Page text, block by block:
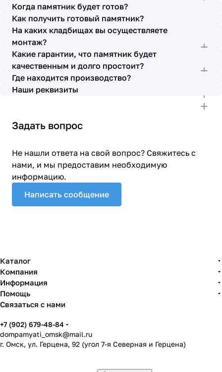
качественно. Я присутствовала при монтаже,
ребят это нисколько не смутило. Они, как и
Елена Николаевна, ответили на все мои вопросы,
которые возникли в процессе. Спасибо.
Выражаю благодарность от имени всей нашей
семьи за выполнение заказа в срок и
качественно. К руководству просьба по-
возможности премировать работников.
Когда памятник будет готов?
Как получить готовый памятник?
На каких кладбищах вы осуществляете
монтаж?
Какие гарантии, что памятник будет
качественным и долго простоит?
Где находится производство?
Наши реквизиты
Задать вопрос
Не нашли ответа на свой вопрос? Свяжитесь с
нами, и мы предоставим необходимую
информацию.
Написать сообщение
Каталог
Компания
Информация
Помощь
Связаться с нами
+7 (902) 679-48-84
dompamyati_omsk@mail.ru
г. Омск, ул. Герцена, 92 (угол 7-я Северная и Герцена)